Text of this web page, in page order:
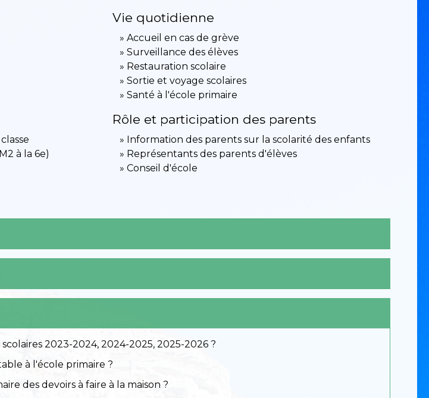
Vie quotidienne
Accueil en cas de grève
Surveillance des élèves
Restauration scolaire
Sortie et voyage scolaires
Santé à l'école primaire
à la 6e)
Rôle et participation des parents
Information des parents sur la scolarité des enfants
Représentants des parents d'élèves
Conseil d'école
2023-2024, 2024-2025, 2025-2026 ?
à l'école primaire ?
des devoirs à faire à la maison ?